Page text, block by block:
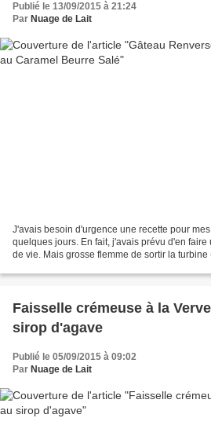
Publié le 13/09/2015 à 21:24
Par Nuage de Lait
J'avais besoin d'urgence une recette pour
quelques jours. En fait, j'avais prévu d'en
de vie. Mais grosse flemme de sortir la
Faisselle crémeuse à la
sirop d'agave
Publié le 05/09/2015 à 09:02
Par Nuage de Lait